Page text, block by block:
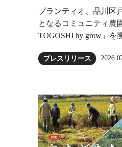
プランティオ、品川区
となるコミュニティ農
TOGOSHI by grow」を
プレスリリース